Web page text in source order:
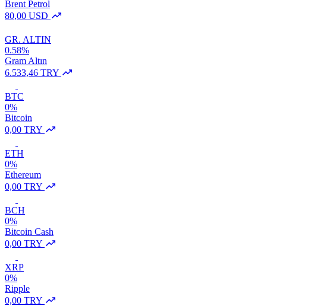
Brent Petrol
80,00 USD
GR. ALTIN
0.58%
Gram Altın
6.533,46 TRY
BTC
0%
Bitcoin
0,00 TRY
ETH
0%
Ethereum
0,00 TRY
BCH
0%
Bitcoin Cash
0,00 TRY
XRP
0%
Ripple
0,00 TRY